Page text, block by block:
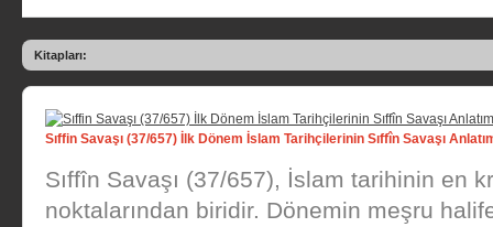
Kitapları:
Sıffin Savaşı (37/657) İlk Dönem İslam Tarihçilerinin Sıffîn Savaşı
Sıffîn Savaşı (37/657), İslam tarihinin en
noktalarından biridir. Dönemin meşru